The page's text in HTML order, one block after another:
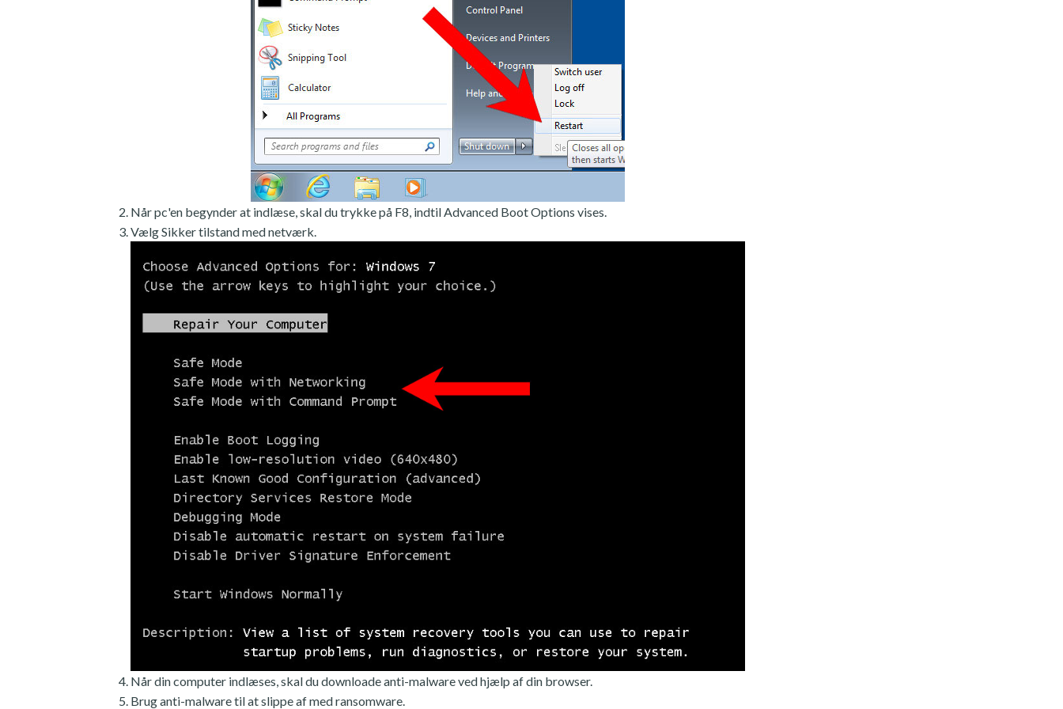
Når pc'en begynder at indlæse, skal du trykke på F8, indtil Advanced Boot Options vises.
Vælg Sikker tilstand med netværk.
Når din computer indlæses, skal du downloade anti-malware ved hjælp af din browser.
Brug anti-malware til at slippe af med ransomware.